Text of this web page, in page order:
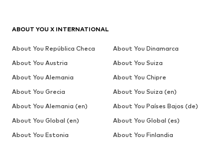
ABOUT YOU X INTERNATIONAL
About You República Checa
About You Dinamarca
About You Austria
About You Suiza
About You Alemania
About You Chipre
About You Grecia
About You Suiza (en)
About You Alemania (en)
About You Países Bajos (de)
About You Global (en)
About You Global (es)
About You Estonia
About You Finlandia